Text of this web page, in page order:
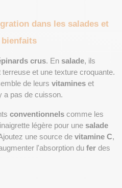
dans les salades et
crus. En salade, ils
et une texture croquante.
de leurs vitamines
a pas de cuisson.
conventionnels comme les
légère pour une salade
une source de vitamine C,
l'absorption du fer